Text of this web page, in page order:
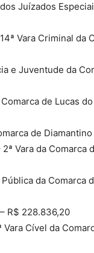
Juízados
Vara Criminal da
e Juventude da
de Lucas
de
Vara da Comarca
da Comarca
R$ 228.836,20
Cível da